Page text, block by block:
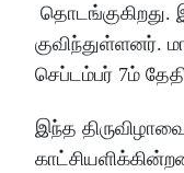
குவிந்துள்ளனர்.
செப்டம்பர் 7ம்
இந்த